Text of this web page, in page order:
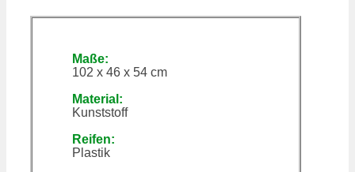
Maße:
102 x 46 x 54 cm
Material:
Kunststoff
Reifen:
Plastik